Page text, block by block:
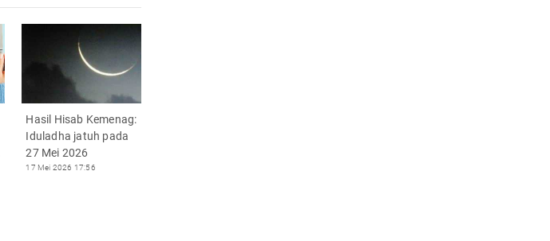
Hasil Hisab Kemenag:
Iduladha jatuh pada
27 Mei 2026
17 Mei 2026 17:56